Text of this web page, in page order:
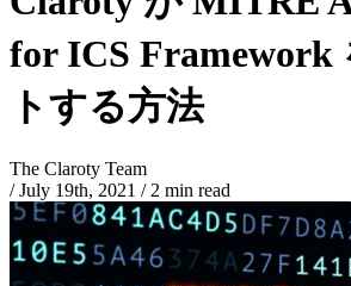
for ICS Framework
トする方法
The Claroty Team
/ July 19th, 2021 /2 min read